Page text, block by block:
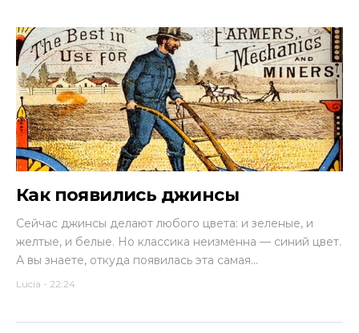
Как появились джинсы
Сейчас джинсы делают любого цвета: и зеленые, и
желтые, и белые. Но классика неизменна — синий цвет.
А вы знаете, откуда появилась эта самая...
Lucia - 22:24